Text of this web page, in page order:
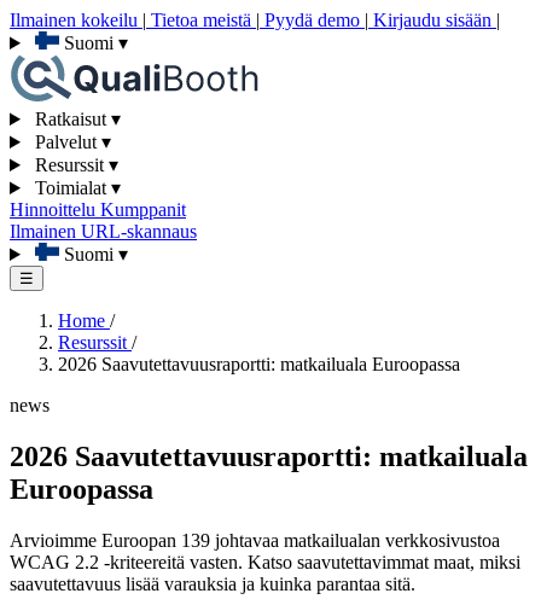
Ilmainen kokeilu | Tietoa meistä | Pyydä demo | Kirjaudu sisään |
Suomi ▾
Ratkaisut ▾
Palvelut ▾
Resurssit ▾
Toimialat ▾
Hinnoittelu Kumppanit
Ilmainen URL-skannaus
Suomi ▾
☰
Home /
Resurssit /
2026 Saavutettavuusraportti: matkailuala Euroopassa
news
2026 Saavutettavuusraportti: matkailuala
Euroopassa
Arvioimme Euroopan 139 johtavaa matkailualan verkkosivustoa
WCAG 2.2 -kriteereitä vasten. Katso saavutettavimmat maat, miksi
saavutettavuus lisää varauksia ja kuinka parantaa sitä.